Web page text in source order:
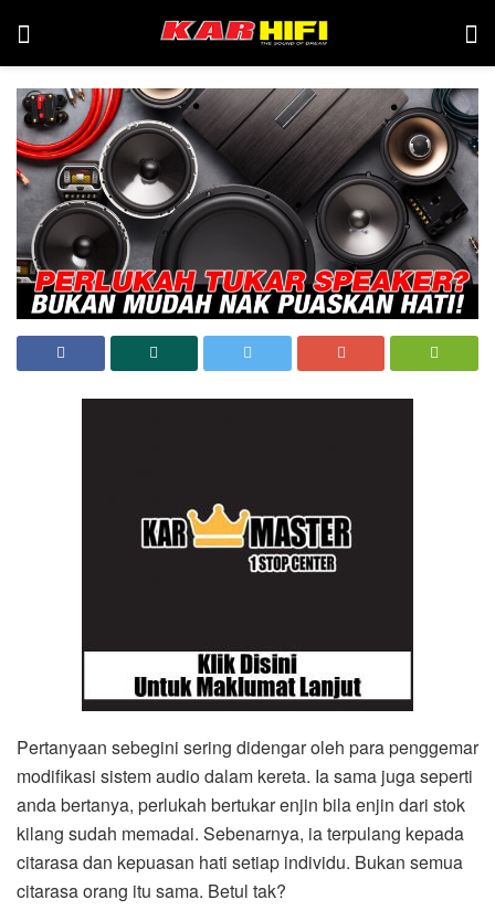
Pertanyaan sebegini sering didengar oleh para penggemar
modifikasi sistem audio dalam kereta. Ia sama juga seperti
anda bertanya, perlukah bertukar enjin bila enjin dari stok
kilang sudah memadai. Sebenarnya, ia terpulang kepada
citarasa dan kepuasan hati setiap individu. Bukan semua
citarasa orang itu sama. Betul tak?